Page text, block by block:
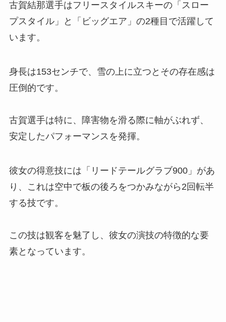
古賀結那選手はフリースタイルスキーの「スロー
プスタイル」と「ビッグエア」の2種目で活躍して
います。
身長は153センチで、雪の上に立つとその存在感は
圧倒的です。
古賀選手は特に、障害物を滑る際に軸がぶれず、
安定したパフォーマンスを発揮。
彼女の得意技には「リードテールグラブ900」があ
り、これは空中で板の後ろをつかみながら2回転半
する技です。
この技は観客を魅了し、彼女の演技の特徴的な要
素となっています。